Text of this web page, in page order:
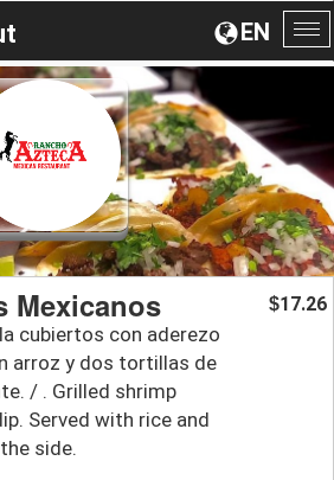
EN
Mexicanos
cubiertos con aderezo
arroz y dos tortillas de
/ . Grilled shrimp
Served with rice and
side.
$17.26